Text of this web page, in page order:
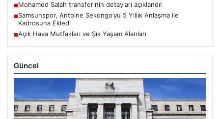
■Mohamed Salah transferinin detayları açıklandı!
■Samsunspor, Antoine Sekongo’yu 5 Yıllık Anlaşma ile
Kadrosuna Ekledi
■Açık Hava Mutfakları ve Şık Yaşam Alanları
Güncel